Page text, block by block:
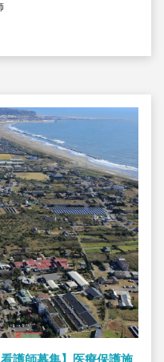
護師募集】医療保護施